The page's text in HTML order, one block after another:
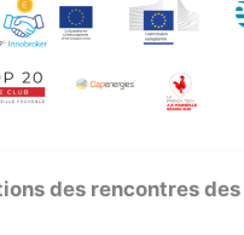
des rencontres